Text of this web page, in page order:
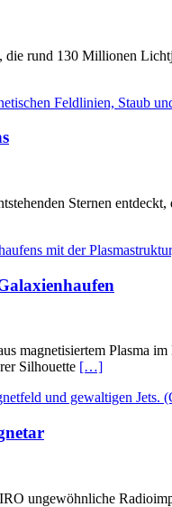
rund 130 Millionen
Sternen
magnetisiertem Plasma
Silhouette […]
ungewöhnliche